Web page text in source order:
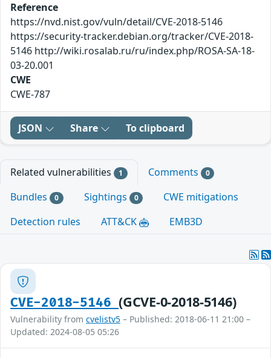
Reference
https://nvd.nist.gov/vuln/detail/CVE-2018-5146
https://security-tracker.debian.org/tracker/CVE-2018-
5146 http://wiki.rosalab.ru/ru/index.php/ROSA-SA-18-
03-20.001
CWE
CWE-787
JSON Share To clipboard
Related vulnerabilities 1 Comments 0
Bundles 0 Sightings 0
CWE mitigations
Detection rules
ATT&CK EMB3D
CVE-2018-5146(GCVE-0-2018-5146)
Vulnerability from cvelistv5 – Published: 2018-06-11 21:00 –
Updated: 2024-08-05 05:26